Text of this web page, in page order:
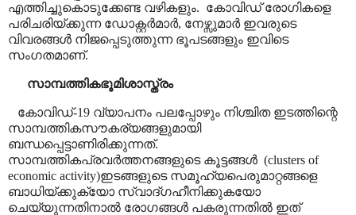
എത്തിച്ചുകൊടുക്കേണ്ട വഴികളും. കോവിഡ് രോഗികളെ
പരിചരിയ്ക്കുന്ന ഡോക്റ്റർമാർ, നേഴ്സുമാർ ഇവരുടെ
വിവരങ്ങൾ നിജപ്പെടുത്തുന്ന ഭൂപടങ്ങളും ഇവിടെ
സംഗതമാണ്.
സാമ്പത്തികഭൂമിശാസ്ത്രം
കോവിഡ്-19 വ്യാപനം പലപ്പോഴും നിശ്ചിത ഇടത്തിന്റെ
സാമ്പത്തികസൗകര്യങ്ങളുമായി
ബന്ധപ്പെട്ടാണിരിക്കുന്നത്.
സാമ്പത്തികപ്രവർത്തനങ്ങളുടെ കൂട്ടങ്ങൾ (clusters of
economic activity)ഇടങ്ങളുടെ സമൂഹ്യപെരുമാറ്റങ്ങളെ
ബാധിയ്ക്കുക്യോ സ്വാദ്ഗഹീനിക്കുകയോ
ചെയ്യുന്നതിനാൽ രോഗങ്ങൾ പകരുന്നതിൽ ഇത്